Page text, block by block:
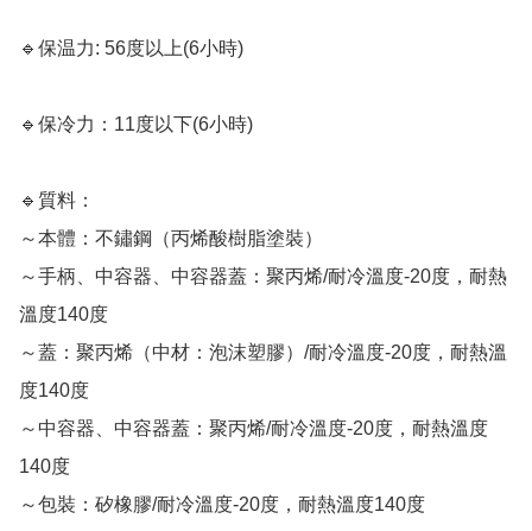
🔹保温力: 56度以上(6小時)
🔹保冷力：11度以下(6小時)
🔹質料：
～本體：不鏽鋼（丙烯酸樹脂塗裝）
～手柄、中容器、中容器蓋：聚丙烯/耐冷溫度-20度，耐熱
溫度140度
～蓋：聚丙烯（中材：泡沫塑膠）/耐冷溫度-20度，耐熱溫
度140度
～中容器、中容器蓋：聚丙烯/耐冷溫度-20度，耐熱溫度
140度
～包裝：矽橡膠/耐冷溫度-20度，耐熱溫度140度